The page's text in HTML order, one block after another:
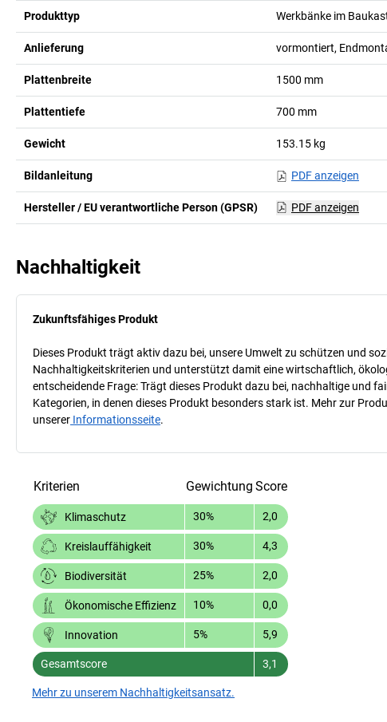
Produkttyp Werkbänke im
Anlieferung vormontiert,
Plattenbreite 1500 mm
Plattentiefe 700 mm
Gewicht 153.15 kg
Bildanleitung PDF anzeigen
Hersteller / EU verantwortliche Person (GPSR) PDF anzeigen
Nachhaltigkeit
Zukunftsfähiges Produkt
Dieses Produkt trägt aktiv dazu bei, unsere Umwelt zu schützen und
Nachhaltigkeitskriterien und unterstützt damit eine wirtschaftlich,
entscheidende Frage: Trägt dieses Produkt dazu bei, nachhaltige und
Kategorien, in denen dieses Produkt besonders stark ist. Mehr zur
unserer Informationsseite.
Kriterien Gewichtung Score
Klimaschutz 30% 2,0
Kreislauffähigkeit 30% 4,3
Biodiversität 25% 2,0
Ökonomische Effizienz 10% 0,0
Innovation 5% 5,9
Gesamtscore 3,1
Mehr zu unserem Nachhaltigkeitsansatz.